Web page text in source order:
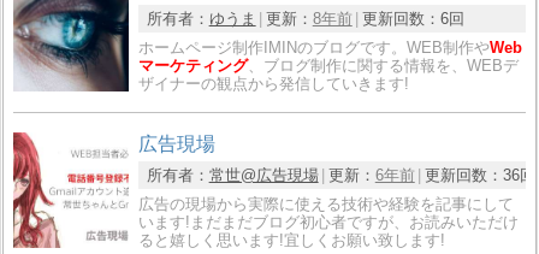
所有者： ゆうま 更新： 8年前 更新回数： 6回
ホームページ制作IMINのブログです。WEB制作やWeb
マーケティング、ブログ制作に関する情報を、WEBデ
ザイナーの観点から発信していきます!
広告現場
所有者： 常世@広告現場 更新： 6年前 更新回数： 36回
広告の現場から実際に使える技術や経験を記事にして
います!まだまだブログ初心者ですが、お読みいただけ
ると嬉しく思います!宜しくお願い致します!